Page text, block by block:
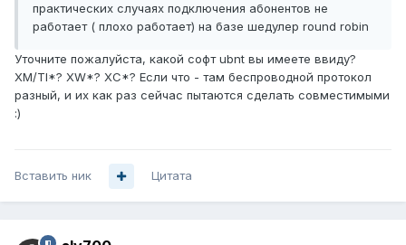
практических случаях подключения абонентов не
работает ( плохо работает) на базе шедулер round robin
Уточните пожалуйста, какой софт ubnt вы имеете ввиду?
XM/TI*? XW*? XC*? Если что - там беспроводной протокол
разный, и их как раз сейчас пытаются сделать совместимыми
:)
Вставить ник Цитата